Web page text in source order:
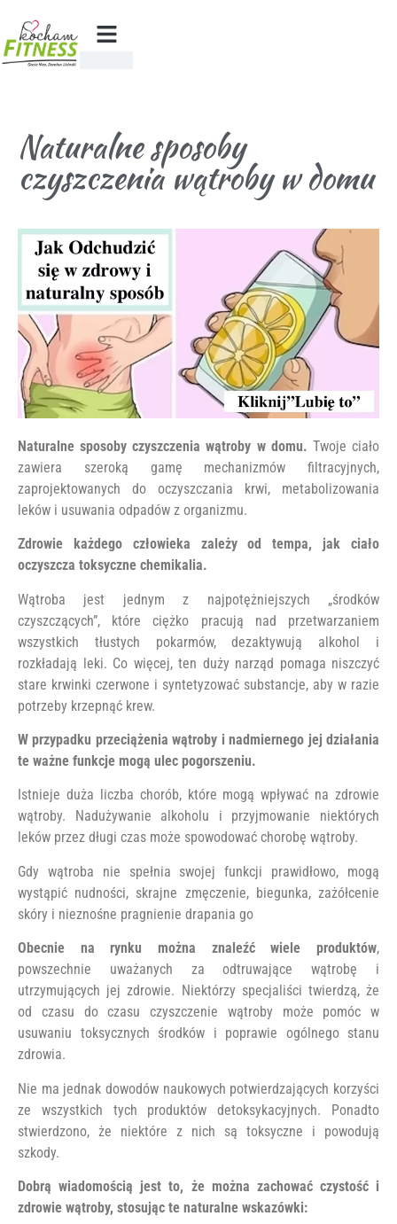
Naturalne sposoby
czyszczenia wątroby w domu
Naturalne sposoby czyszczenia wątroby w domu. Twoje ciało
zawiera szeroką gamę mechanizmów filtracyjnych,
zaprojektowanych do oczyszczania krwi, metabolizowania
leków i usuwania odpadów z organizmu.
Zdrowie każdego człowieka zależy od tempa, jak ciało
oczyszcza toksyczne chemikalia.
Wątroba jest jednym z najpotężniejszych „środków
czyszczących”, które ciężko pracują nad przetwarzaniem
wszystkich tłustych pokarmów, dezaktywują alkohol i
rozkładają leki. Co więcej, ten duży narząd pomaga niszczyć
stare krwinki czerwone i syntetyzować substancje, aby w razie
potrzeby krzepnąć krew.
W przypadku przeciążenia wątroby i nadmiernego jej działania
te ważne funkcje mogą ulec pogorszeniu.
Istnieje duża liczba chorób, które mogą wpływać na zdrowie
wątroby. Nadużywanie alkoholu i przyjmowanie niektórych
leków przez długi czas może spowodować chorobę wątroby.
Gdy wątroba nie spełnia swojej funkcji prawidłowo, mogą
wystąpić nudności, skrajne zmęczenie, biegunka, zażółcenie
skóry i nieznośne pragnienie drapania go
Obecnie na rynku można znaleźć wiele produktów,
powszechnie uważanych za odtruwające wątrobę i
utrzymujących jej zdrowie. Niektórzy specjaliści twierdzą, że
od czasu do czasu czyszczenie wątroby może pomóc w
usuwaniu toksycznych środków i poprawie ogólnego stanu
zdrowia.
Nie ma jednak dowodów naukowych potwierdzających korzyści
ze wszystkich tych produktów detoksykacyjnych. Ponadto
stwierdzono, że niektóre z nich są toksyczne i powodują
szkody.
Dobrą wiadomością jest to, że można zachować czystość i
zdrowie wątroby, stosując te naturalne wskazówki: